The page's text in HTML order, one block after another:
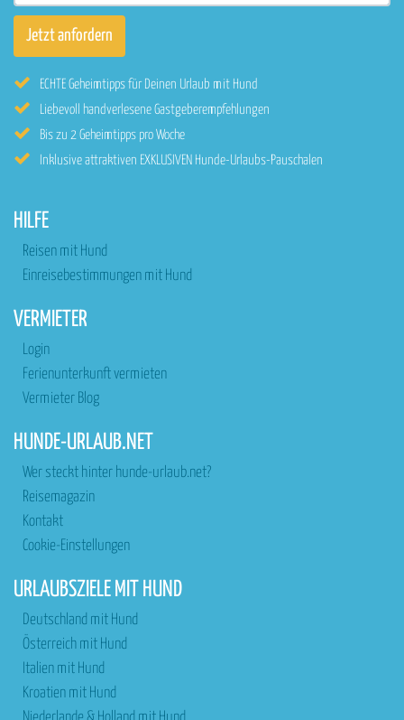
ECHTE Geheimtipps für Deinen Urlaub mit Hund
Liebevoll handverlesene Gastgeberempfehlungen
Bis zu 2 Geheimtipps pro Woche
Inklusive attraktiven EXKLUSIVEN Hunde-Urlaubs-Pauschalen
HILFE
Reisen mit Hund
Einreisebestimmungen mit Hund
VERMIETER
Login
Ferienunterkunft vermieten
Vermieter Blog
HUNDE-URLAUB.NET
Wer steckt hinter hunde-urlaub.net?
Reisemagazin
Kontakt
Cookie-Einstellungen
URLAUBSZIELE MIT HUND
Deutschland mit Hund
Österreich mit Hund
Italien mit Hund
Kroatien mit Hund